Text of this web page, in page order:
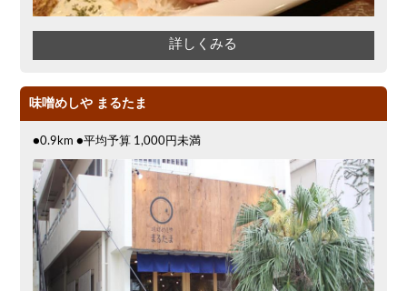
詳しくみる
味噌めしや まるたま
●0.9km ●平均予算 1,000円未満